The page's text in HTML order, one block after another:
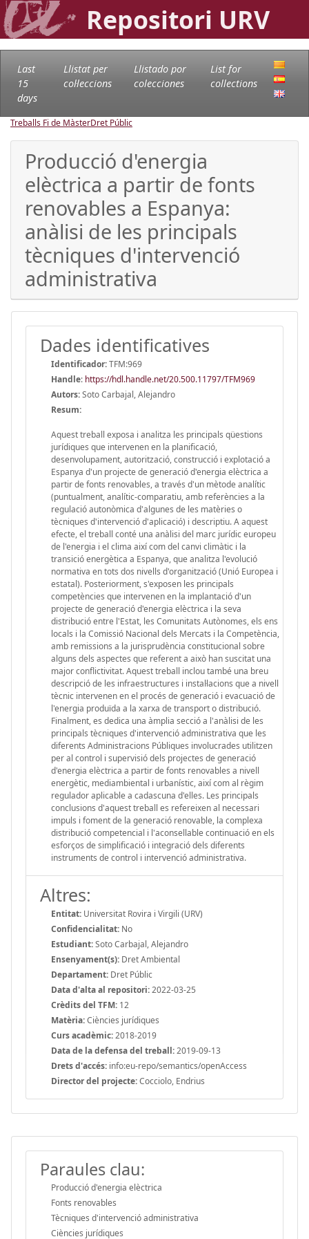
Repositori URV
Last
15
days
Llistat per
col·leccions
Llistado por
colecciones
List for
collections
Treballs Fi de MàsterDret Públic
Producció d'energia
elèctrica a partir de fonts
renovables a Espanya:
anàlisi de les principals
tècniques d'intervenció
administrativa
Dades identificatives
Identificador:TFM:969
Handle: https://hdl.handle.net/20.500.11797/TFM969
Autors:Soto Carbajal, Alejandro
Resum:
Aquest treball exposa i analitza les principals qüestions
jurídiques que intervenen en la planificació,
desenvolupament, autorització, construcció i explotació a
Espanya d'un projecte de generació d'energia elèctrica a
partir de fonts renovables, a través d'un mètode analític
(puntualment, analític-comparatiu, amb referències a la
regulació autonòmica d'algunes de les matèries o
tècniques d'intervenció d'aplicació) i descriptiu. A aquest
efecte, el treball conté una anàlisi del marc jurídic europeu
de l'energia i el clima així com del canvi climàtic i la
transició energètica a Espanya, que analitza l'evolució
normativa en tots dos nivells d'organització (Unió Europea i
estatal). Posteriorment, s'exposen les principals
competències que intervenen en la implantació d'un
projecte de generació d'energia elèctrica i la seva
distribució entre l'Estat, les Comunitats Autònomes, els ens
locals i la Comissió Nacional dels Mercats i la Competència,
amb remissions a la jurisprudència constitucional sobre
alguns dels aspectes que referent a això han suscitat una
major conflictivitat. Aquest treball inclou també una breu
descripció de les infraestructures i instal·lacions que a nivell
tècnic intervenen en el procés de generació i evacuació de
l'energia produïda a la xarxa de transport o distribució.
Finalment, es dedica una àmplia secció a l'anàlisi de les
principals tècniques d'intervenció administrativa que les
diferents Administracions Públiques involucrades utilitzen
per al control i supervisió dels projectes de generació
d'energia elèctrica a partir de fonts renovables a nivell
energètic, mediambiental i urbanístic, així com al règim
regulador aplicable a cadascuna d'elles. Les principals
conclusions d'aquest treball es refereixen al necessari
impuls i foment de la generació renovable, la complexa
distribució competencial i l'aconsellable continuació en els
esforços de simplificació i integració dels diferents
instruments de control i intervenció administrativa.
Altres:
Entitat: Universitat Rovira i Virgili (URV)
Confidencialitat: No
Estudiant:Soto Carbajal, Alejandro
Ensenyament(s): Dret Ambiental
Departament: Dret Públic
Data d'alta al repositori:2022-03-25
Crèdits del TFM: 12
Matèria:Ciències jurídiques
Curs acadèmic:2018-2019
Data de la defensa del treball:2019-09-13
Drets d'accés: info:eu-repo/semantics/openAccess
Director del projecte:Cocciolo, Endrius
Paraules clau:
Producció d'energia elèctrica
Fonts renovables
Tècniques d'intervenció administrativa
Ciències jurídiques